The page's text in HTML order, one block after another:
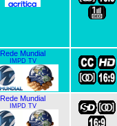
Rede Mundial
IMPD TV
Rede Mundial
IMPD TV